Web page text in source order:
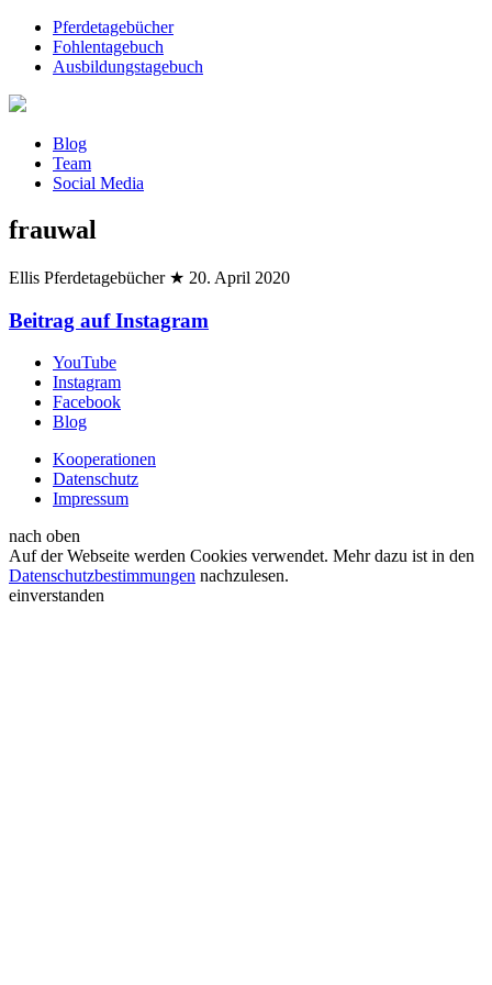
Pferdetagebücher
Fohlentagebuch
Ausbildungstagebuch
Blog
Team
Social Media
frauwal
Ellis Pferdetagebücher ★ 20. April 2020
Beitrag auf Instagram
YouTube
Instagram
Facebook
Blog
Kooperationen
Datenschutz
Impressum
nach oben
Auf der Webseite werden Cookies verwendet. Mehr dazu ist in den
Datenschutzbestimmungen nachzulesen.
einverstanden